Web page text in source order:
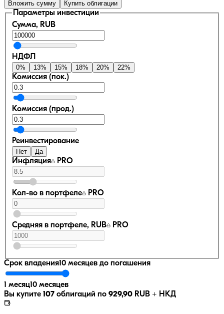
Вложить сумму
Купить облигации
Параметры инвестиции
Сумма, RUB
НДФЛ
0% 13% 15% 18% 20% 22%
Комиссия (пок.)
Комиссия (прод.)
Реинвестирование
Нет Да
Инфляция PRO
Кол-во в портфеле PRO
Средняя в портфеле, RUB PRO
Срок владения10 месяцев до погашения
1 месяц10 месяцев
Вы купите 107 облигаций по 929,90 RUB + НКД